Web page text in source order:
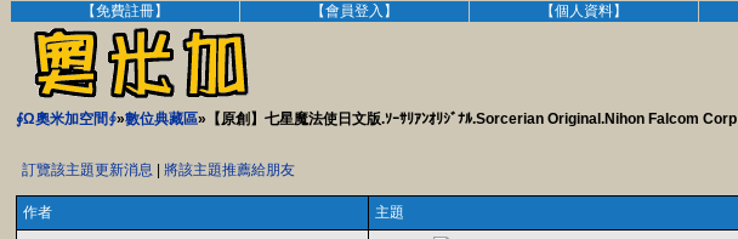
【免費註冊】 【會員登入】 【個人資料】
∮Ω奧米加空間∮»數位典藏區»【原創】七星魔法使日文版.ｿｰｻﾘｱﾝｵﾘｼﾞﾅﾙ.Sorcerian Original.Nihon Falcom Corp
訂覽該主題更新消息 將該主題推薦給朋友
作者
主題